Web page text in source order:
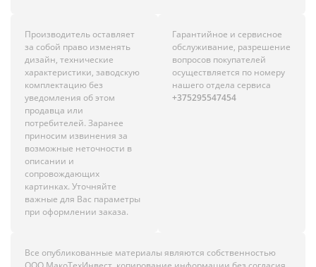
Производитель оставляет
за собой право изменять
дизайн, технические
характеристики, заводскую
комплектацию без
уведомления об этом
продавца или
потребителей. Заранее
приносим извинения за
возможные неточности в
описании и
сопровождающих
картинках. Уточняйте
важные для Вас параметры
при оформлении заказа.
Гарантийное и сервисное
обслуживание, разрешение
вопросов покупателей
осуществляется по номеру
нашего отдела сервиса
+375295547454
Все опубликованные материалы являются собственностью